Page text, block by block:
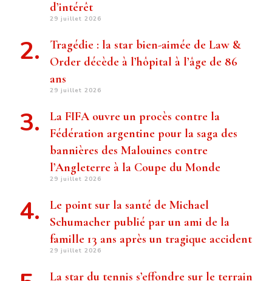
d’intérêt
29 juillet 2026
Tragédie : la star bien-aimée de Law &
Order décède à l’hôpital à l’âge de 86
ans
29 juillet 2026
La FIFA ouvre un procès contre la
Fédération argentine pour la saga des
bannières des Malouines contre
l’Angleterre à la Coupe du Monde
29 juillet 2026
Le point sur la santé de Michael
Schumacher publié par un ami de la
famille 13 ans après un tragique accident
29 juillet 2026
La star du tennis s’effondre sur le terrain